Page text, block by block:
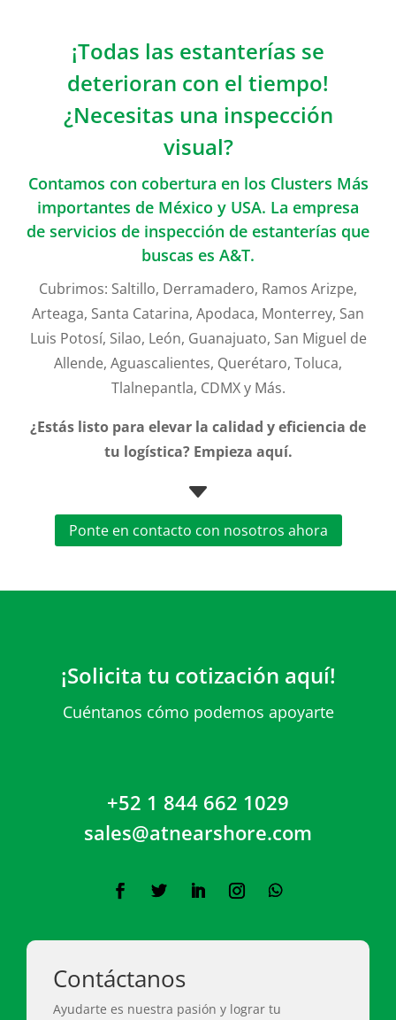
¡Todas las estanterías se
deterioran con el tiempo!
¿Necesitas una inspección
visual?
Contamos con cobertura en los Clusters Más
importantes de México y USA. La empresa
de servicios de inspección de estanterías que
buscas es A&T.
Cubrimos: Saltillo, Derramadero, Ramos Arizpe,
Arteaga, Santa Catarina, Apodaca, Monterrey, San
Luis Potosí, Silao, León, Guanajuato, San Miguel de
Allende, Aguascalientes, Querétaro, Toluca,
Tlalnepantla, CDMX y Más.
¿Estás listo para elevar la calidad y eficiencia de
tu logística? Empieza aquí.
C
Ponte en contacto con nosotros ahora
¡Solicita tu cotización aquí!
Cuéntanos cómo podemos apoyarte
+52 1 844 662 1029
sales@atnearshore.com
Contáctanos
Ayudarte es nuestra pasión y lograr tu